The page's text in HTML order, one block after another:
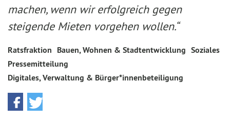
machen, wenn wir erfolgreich gegen
steigende Mieten vorgehen wollen.“
Ratsfraktion Bauen, Wohnen & Stadtentwicklung Soziales
Pressemitteilung
Digitales, Verwaltung & Bürger*innenbeteiligung